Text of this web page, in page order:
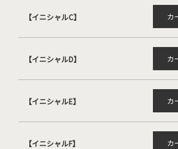
【イニシャルC】 カ
【イニシャルD】 カ
【イニシャルE】 カ
【イニシャルF】 カ